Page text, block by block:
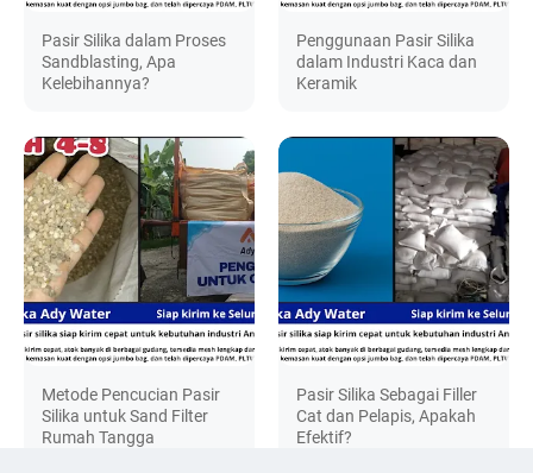
Pasir Silika dalam Proses
Sandblasting, Apa
Kelebihannya?
Penggunaan Pasir Silika
dalam Industri Kaca dan
Keramik
Metode Pencucian Pasir
Silika untuk Sand Filter
Rumah Tangga
Pasir Silika Sebagai Filler
Cat dan Pelapis, Apakah
Efektif?